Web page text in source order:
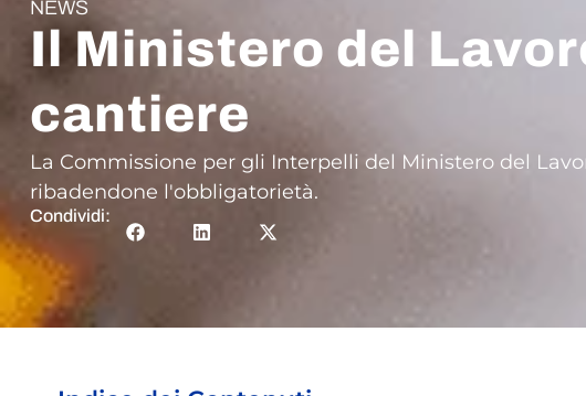
NEWS
Il Ministero del
cantiere
La Commissione per gli Interpelli del Ministero del
ribadendone l'obbligatorietà.
Condividi: